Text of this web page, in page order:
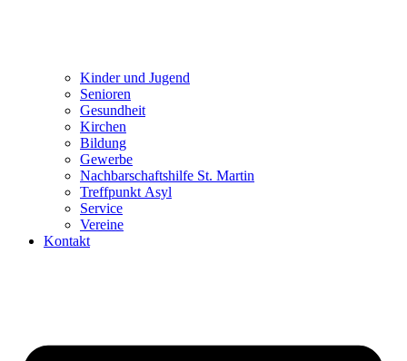
Kinder und Jugend
Senioren
Gesundheit
Kirchen
Bildung
Gewerbe
Nachbarschaftshilfe St. Martin
Treffpunkt Asyl
Service
Vereine
Kontakt